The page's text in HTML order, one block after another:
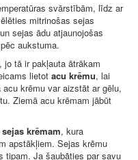
svārstībām, līdz ar
mitrinošas sejas
sejas ādu atjaunojošas
aukstuma.
tā ir pakļauta ātrākam
lietot acu krēmu, lai
krēmu var aizstāt ar gēlu,
Ziemā acu krēmam jābūt
sejas krēmam, kura
apstākļiem. Sejas krēmu
tipam. Ja šaubāties par savu